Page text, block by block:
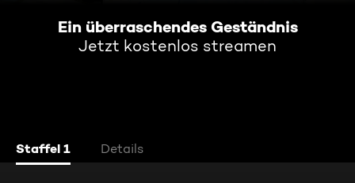
Ein überraschendes Geständnis
Jetzt kostenlos streamen
Staffel 1 Details